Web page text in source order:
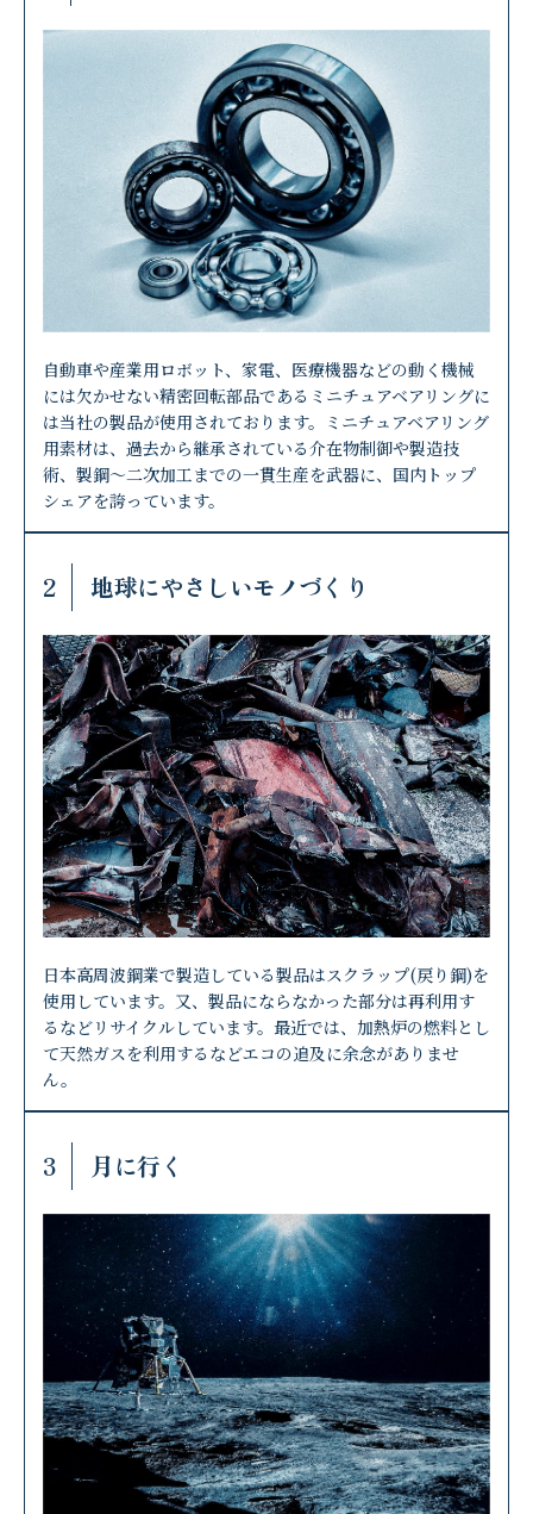
自動車や産業用ロボット、家電、医療機器などの動く機械
には欠かせない精密回転部品であるミニチュアベアリングに
は当社の製品が使用されております。ミニチュアベアリング
用素材は、過去から継承されている介在物制御や製造技
術、製鋼～二次加工までの一貫生産を武器に、国内トップ
シェアを誇っています。
2 地球にやさしいモノづくり
日本高周波鋼業で製造している製品はスクラップ(戻り鋼)を
使用しています。又、製品にならなかった部分は再利用す
るなどリサイクルしています。最近では、加熱炉の燃料とし
て天然ガスを利用するなどエコの追及に余念がありませ
ん。
3 月に行く